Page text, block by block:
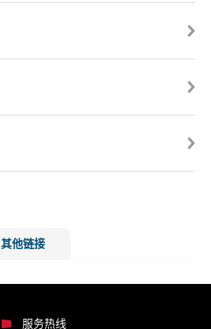
其他链接
服务热线